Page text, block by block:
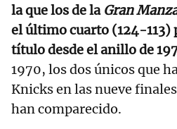
la que los de la Gran
el último cuarto (124-113)
título desde el anillo de
1970, los dos únicos que
Knicks en las nueve
han comparecido.